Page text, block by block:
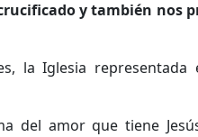
y también nos
la Iglesia
del amor que tiene